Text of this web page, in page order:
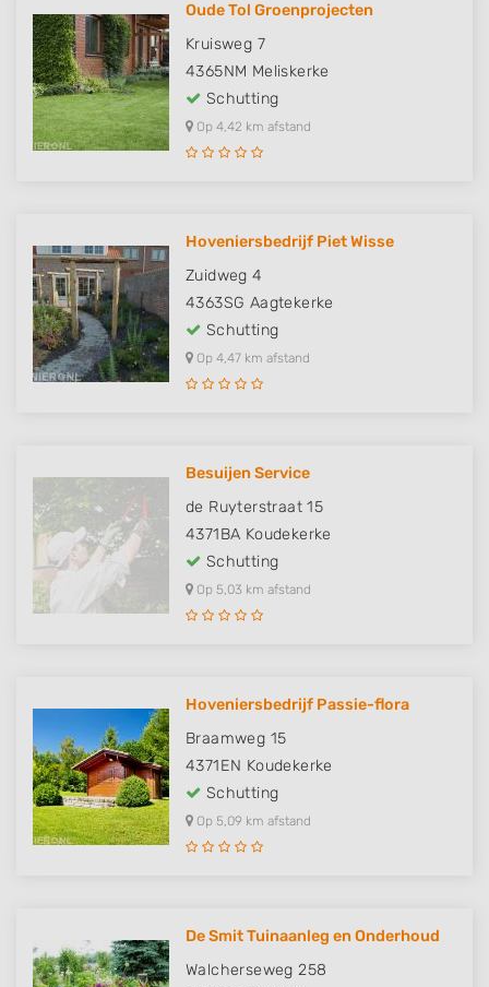
Oude Tol Groenprojecten
Kruisweg 7
4365NM Meliskerke
Schutting
Op 4,42 km afstand
Hoveniersbedrijf Piet Wisse
Zuidweg 4
4363SG Aagtekerke
Schutting
Op 4,47 km afstand
Besuijen Service
de Ruyterstraat 15
4371BA Koudekerke
Schutting
Op 5,03 km afstand
Hoveniersbedrijf Passie-flora
Braamweg 15
4371EN Koudekerke
Schutting
Op 5,09 km afstand
De Smit Tuinaanleg en Onderhoud
Walcherseweg 258